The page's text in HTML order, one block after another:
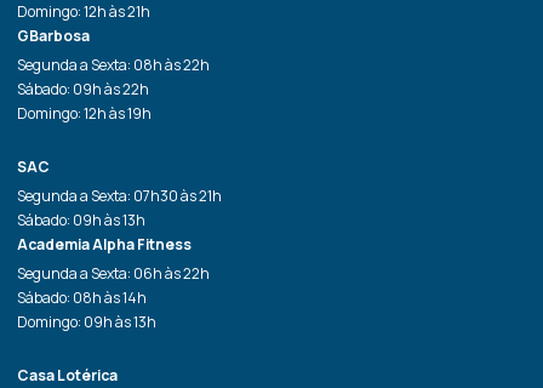
Domingo: 12h às 21h
GBarbosa
Segunda a Sexta: 08h às 22h
Sábado: 09h às 22h
Domingo: 12h às 19h
SAC
Segunda a Sexta: 07h30 às 21h
Sábado: 09h às 13h
Academia Alpha Fitness
Segunda a Sexta: 06h às 22h
Sábado: 08h às 14h
Domingo: 09h às 13h
Casa Lotérica